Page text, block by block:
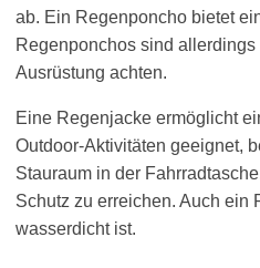
ab. Ein Regenponcho bietet
Regenponchos sind
Ausrüstung achten.
Eine Regenjacke ermöglicht
Outdoor-Aktivitäten geeignet,
Stauraum in der
Schutz zu erreichen. Auch ein
wasserdicht ist.